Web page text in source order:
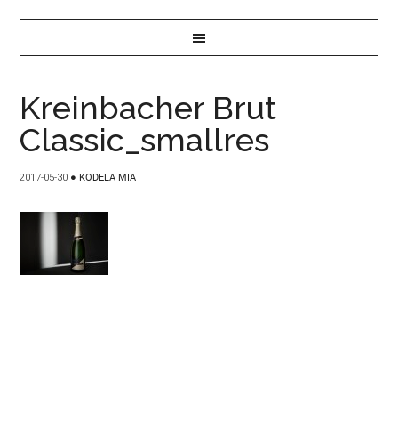
Kreinbacher Brut
Classic_smallres
2017-05-30 ● KODELA MIA